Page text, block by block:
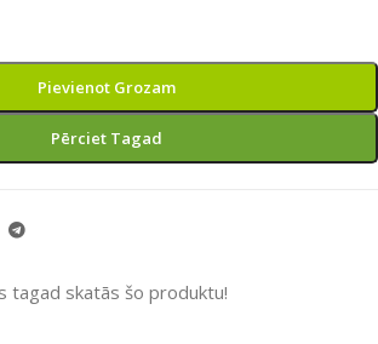
Pievienot Grozam
Pērciet Tagad
tagad skatās šo produktu!